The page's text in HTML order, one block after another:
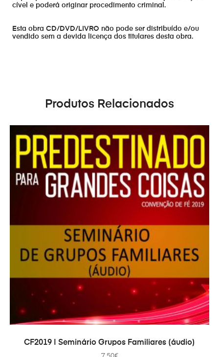
cível e poderá originar procedimento criminal.
Esta obra CD/DVD/LIVRO não pode ser distribuído e/ou
vendido sem a devida licença dos titulares desta obra.
Produtos Relacionados
ADICIONAR
CF2019 | Seminário Grupos Familiares (áudio)